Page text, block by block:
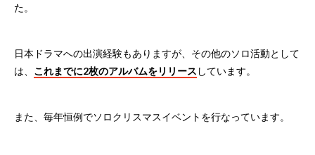
た。
日本ドラマへの出演経験もありますが、その他のソロ活動として
は、 これまでに2枚のアルバムをリリース しています。
また、毎年恒例でソロクリスマスイベントを行なっています。